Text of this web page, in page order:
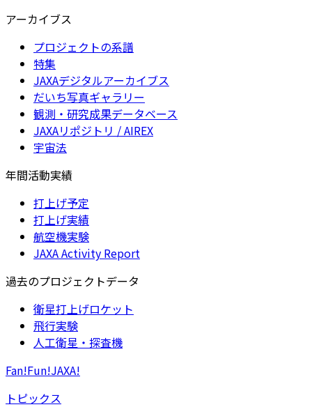
アーカイブス
プロジェクトの系譜
特集
JAXAデジタルアーカイブス
だいち写真ギャラリー
観測・研究成果データベース
JAXAリポジトリ / AIREX
宇宙法
年間活動実績
打上げ予定
打上げ実績
航空機実験
JAXA Activity Report
過去のプロジェクトデータ
衛星打上げロケット
飛行実験
人工衛星・探査機
Fan!Fun!JAXA!
トピックス